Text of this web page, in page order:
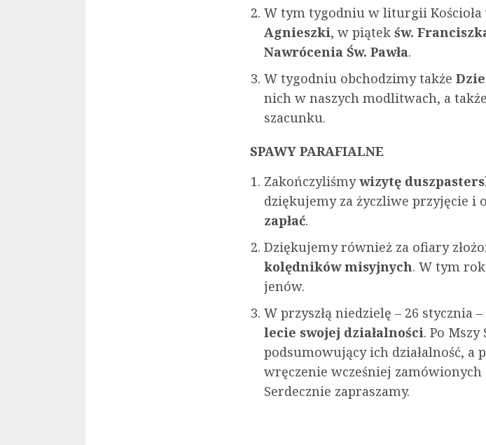
W tym tygodniu w liturgii
Agnieszki, w piątek św.
Nawrócenia Św. Pawła.
W tygodniu obchodzimy także
nich w naszych modlitwach, a
szacunku.
SPAWY PARAFIALNE
Zakończyliśmywizytę
dziękujemy za życzliwe przyjęcie i
zapłać.
Dziękujemy również za ofiary
kolędników misyjnych. W tym
jenów.
W przyszłą niedzielę – 26 stycznia
lecie swojej działalności. Po
podsumowujący ich działalność, a
wręczenie wcześniej zamówionych
Serdecznie zapraszamy.